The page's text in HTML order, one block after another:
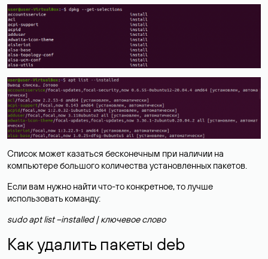
Список может казаться бесконечным при наличии на
компьютере большого количества установленных пакетов.
Если вам нужно найти что-то конкретное, то лучше
использовать команду:
sudo apt list --installed | ключевое слово
Как удалить пакеты deb